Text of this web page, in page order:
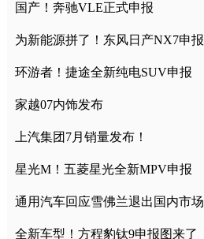
国产！奔驰VLE正式申报
为新能源拼了！东风日产NX7申报
环游者！捷途全新纯电SUV申报
家越07内饰发布
上汽集团7月销量发布！
星光M！五菱星光全新MPV申报
通用汽车回应雪佛兰退出国内市场
全新车型！方程豹钛9申报图来了